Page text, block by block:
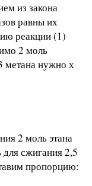
из закона
равны их
реакции (1)
2 моль
метана нужно х
2 моль этана
сжигания 2,5
пропорцию: